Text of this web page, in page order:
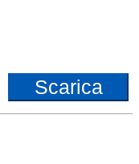
Scarica